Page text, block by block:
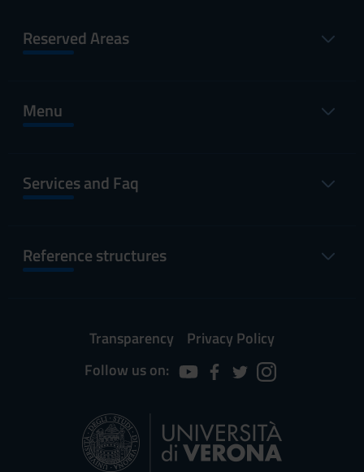
Reserved Areas
Menu
Services and Faq
Reference structures
Transparency
Privacy Policy
Follow us on: